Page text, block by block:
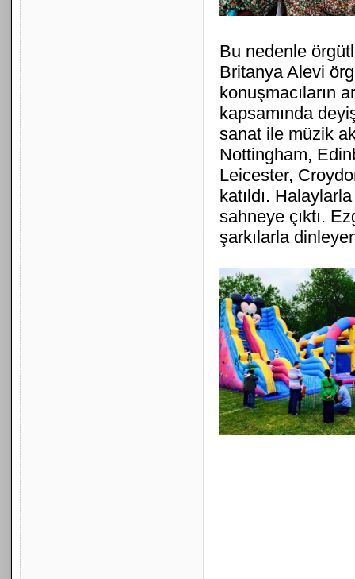
Bu nedenle
Britanya Alevi
konuşmacıların
kapsamında
sanat ile müzik
Nottingham,
Leicester,
katıldı.
sahneye çıktı.
şarkılarla